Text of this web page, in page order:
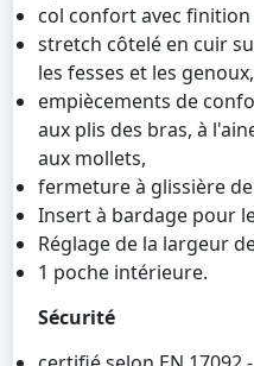
col confort avec
stretch côtelé en cuir
les fesses et les genoux,
empiècements de
aux plis des bras, à
aux mollets,
fermeture à glissière
Insert à bardage pour
Réglage de la largeur
1 poche intérieure.
Sécurité